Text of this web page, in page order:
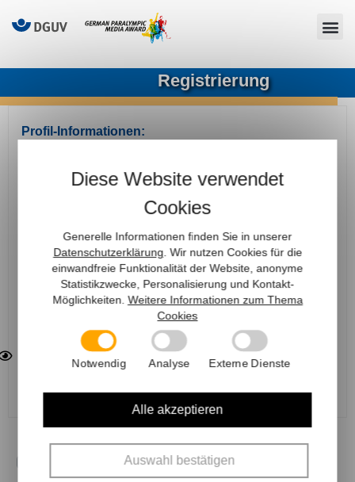
Registrierung
Profil-Informationen:
Passwort*
Passwort wiederholen*
Datenschutzbestimmungen
und akzeptiere sie.*
Diese Website verwendet
Cookies
Generelle Informationen finden Sie in unserer
Datenschutzerklärung . Wir nutzen Cookies für die
einwandfreie Funktionalität der Website, anonyme
Statistikzwecke, Personalisierung und Kontakt-
Möglichkeiten. Weitere Informationen zum Thema
Cookies
Notwendig Analyse Externe Dienste
Auswahl bestätigen
Alle akzeptieren